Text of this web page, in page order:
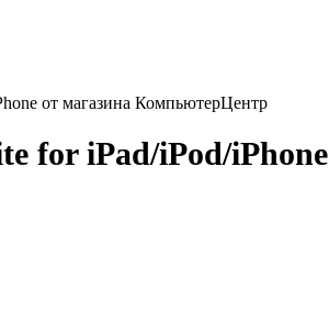
for iPad/iPod/iPhone